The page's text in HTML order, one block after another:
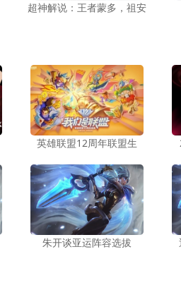
超神解说：王者蒙多，祖安
英雄联盟12周年联盟生
朱开谈亚运阵容选拔